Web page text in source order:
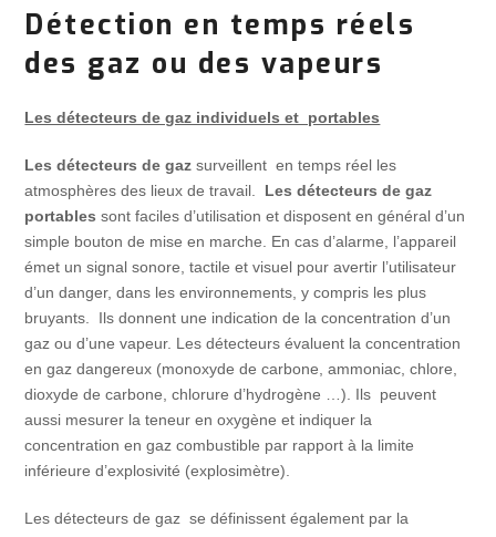
Détection en temps réels
des gaz ou des vapeurs
Les détecteurs de gaz individuels et portables
Les détecteurs de gaz surveillent en temps réel les
atmosphères des lieux de travail. Les détecteurs de gaz
portables sont faciles d’utilisation et disposent en général d’un
simple bouton de mise en marche. En cas d’alarme, l’appareil
émet un signal sonore, tactile et visuel pour avertir l’utilisateur
d’un danger, dans les environnements, y compris les plus
bruyants. Ils donnent une indication de la concentration d’un
gaz ou d’une vapeur. Les détecteurs évaluent la concentration
en gaz dangereux (monoxyde de carbone, ammoniac, chlore,
dioxyde de carbone, chlorure d’hydrogène …). Ils peuvent
aussi mesurer la teneur en oxygène et indiquer la
concentration en gaz combustible par rapport à la limite
inférieure d’explosivité (explosimètre).
Les détecteurs de gaz se définissent également par la